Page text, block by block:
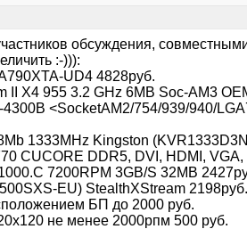
обсуждения,
:-))):
UD4 4828руб.
II X4 955 3.2 GHz 6MB Soc-AM3
4300B <SocketAM2/754/939/940/
1333MHz Kingston
CUCORE DDR5, DVI, HDMI,
7200RPM 3GB/S 32MB
EU) StealthXStream 2198руб.
БП до 2000 руб.
не менее 2000рпм 500 руб.